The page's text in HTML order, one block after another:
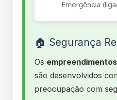
Emergência
🏠 Segurança
Os
são desenvolvidos
preocupação com